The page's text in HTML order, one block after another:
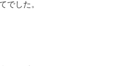
でした。